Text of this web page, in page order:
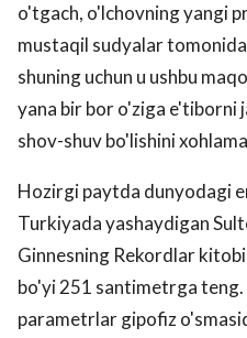
o'tgach, o'lchovning yangi
mustaqil sudyalar
shuning uchun u ushbu
yana bir bor o'ziga e'tiborni
shov-shuv bo'lishini
Hozirgi paytda dunyodagi
Turkiyada yashaydigan
Ginnesning Rekordlar
bo'yi 251 santimetrga teng.
parametrlar gipofiz